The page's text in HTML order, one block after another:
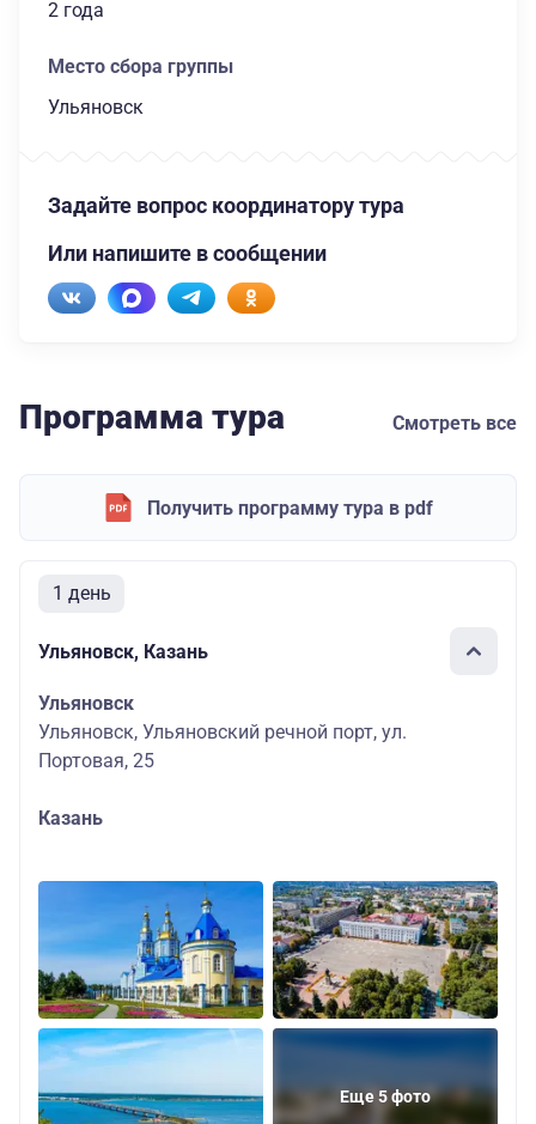
2 года
Место сбора группы
Ульяновск
Задайте вопрос координатору тура
Или напишите в сообщении
Программа тура Смотреть все
Получить программу тура в pdf
1 день
Ульяновск, Казань
Ульяновск
Ульяновск, Ульяновский речной порт, ул.
Портовая, 25
Казань
Еще 5 фото